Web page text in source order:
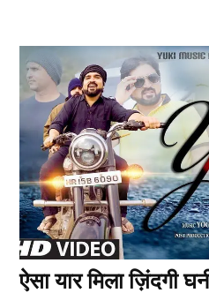
ऐसा यार मिला ज़िंदगी